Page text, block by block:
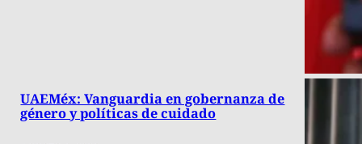
UAEMéx: Vanguardia en gobernanza de
género y políticas de cuidado